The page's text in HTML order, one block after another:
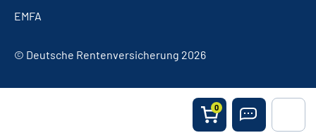
0
EMFA
© Deutsche Rentenversicherung 2026